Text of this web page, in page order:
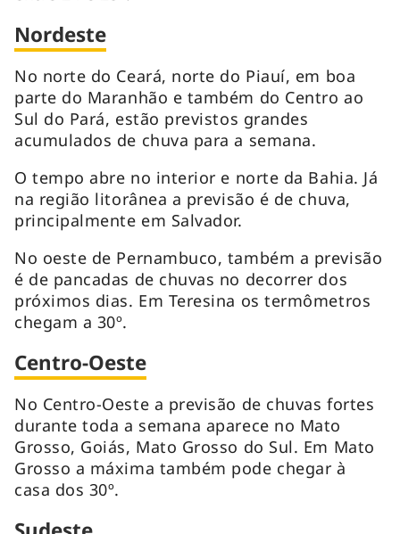
Nordeste
No norte do Ceará, norte do Piauí, em boa
parte do Maranhão e também do Centro ao
Sul do Pará, estão previstos grandes
acumulados de chuva para a semana.
O tempo abre no interior e norte da Bahia. Já
na região litorânea a previsão é de chuva,
principalmente em Salvador.
No oeste de Pernambuco, também a previsão
é de pancadas de chuvas no decorrer dos
próximos dias. Em Teresina os termômetros
chegam a 30º.
Centro-Oeste
No Centro-Oeste a previsão de chuvas fortes
durante toda a semana aparece no Mato
Grosso, Goiás, Mato Grosso do Sul. Em Mato
Grosso a máxima também pode chegar à
casa dos 30º.